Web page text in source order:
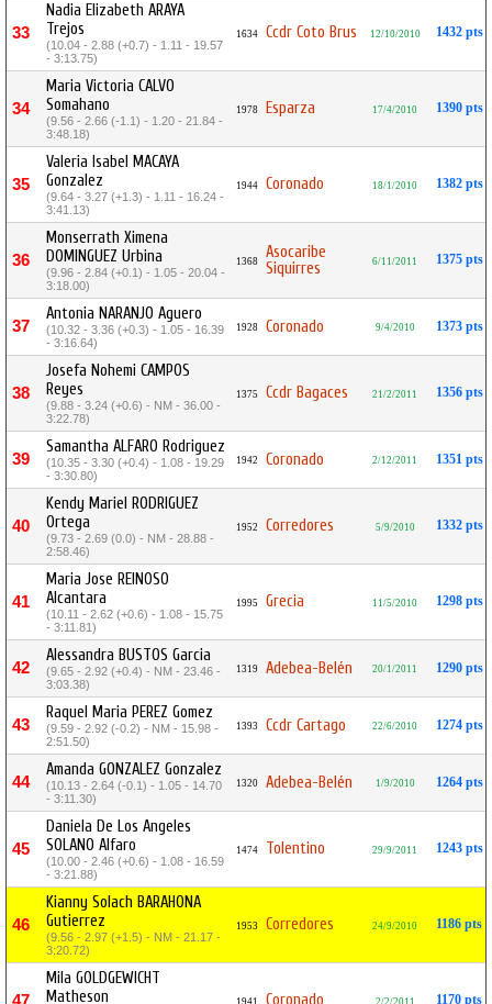
33
Nadia Elizabeth ARAYA
Trejos
(10.04 - 2.88 (+0.7) - 1.11 - 19.57
- 3:13.75)
1634 Ccdr Coto Brus 12/10/2010 1432 pts
34
Maria Victoria CALVO
Somahano
(9.56 - 2.66 (-1.1) - 1.20 - 21.84 -
3:48.18)
1978 Esparza 17/4/2010 1390 pts
35
Valeria Isabel MACAYA
Gonzalez
(9.64 - 3.27 (+1.3) - 1.11 - 16.24 -
3:41.13)
1944 Coronado 18/1/2010 1382 pts
36
Monserrath Ximena
DOMINGUEZ Urbina
(9.96 - 2.84 (+0.1) - 1.05 - 20.04 -
3:18.00)
1368
Asocaribe
Siquirres
6/11/2011 1375 pts
37
Antonia NARANJO Aguero
(10.32 - 3.36 (+0.3) - 1.05 - 16.39
- 3:16.64)
1928 Coronado 9/4/2010 1373 pts
38
Josefa Nohemi CAMPOS
Reyes
(9.88 - 3.24 (+0.6) - NM - 36.00 -
3:22.78)
1375 Ccdr Bagaces 21/2/2011 1356 pts
39
Samantha ALFARO Rodriguez
(10.35 - 3.30 (+0.4) - 1.08 - 19.29
- 3:30.80)
1942 Coronado 2/12/2011 1351 pts
40
Kendy Mariel RODRIGUEZ
Ortega
(9.73 - 2.69 (0.0) - NM - 28.88 -
2:58.46)
1952 Corredores 5/9/2010 1332 pts
41
Maria Jose REINOSO
Alcantara
(10.11 - 2.62 (+0.6) - 1.08 - 15.75
- 3:11.81)
1995 Grecia 11/5/2010 1298 pts
42
Alessandra BUSTOS Garcia
(9.65 - 2.92 (+0.4) - NM - 23.46 -
3:03.38)
1319 Adebea-Belén 20/1/2011 1290 pts
43
Raquel Maria PEREZ Gomez
(9.59 - 2.92 (-0.2) - NM - 15.98 -
2:51.50)
1393 Ccdr Cartago 22/6/2010 1274 pts
44
Amanda GONZALEZ Gonzalez
(10.13 - 2.64 (-0.1) - 1.05 - 14.70
- 3:11.30)
1320 Adebea-Belén 1/9/2010 1264 pts
45
Daniela De Los Angeles
SOLANO Alfaro
(10.00 - 2.46 (+0.6) - 1.08 - 16.59
- 3:21.88)
1474 Tolentino 29/9/2011 1243 pts
46
Kianny Solach BARAHONA
Gutierrez
(9.56 - 2.97 (+1.5) - NM - 21.17 -
3:20.72)
1953 Corredores 24/9/2010 1186 pts
Mila GOLDGEWICHT
Matheson
1941 Coronado 2/2/2011 1170 pts